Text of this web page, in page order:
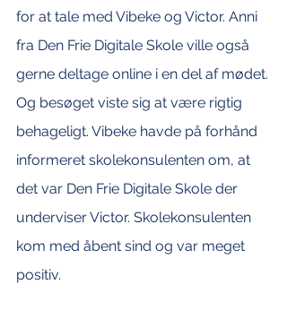
for at tale med Vibeke og Victor. Anni
fra Den Frie Digitale Skole ville også
gerne deltage online i en del af mødet.
Og besøget viste sig at være rigtig
behageligt. Vibeke havde på forhånd
informeret skolekonsulenten om, at
det var Den Frie Digitale Skole der
underviser Victor. Skolekonsulenten
kom med åbent sind og var meget
positiv.